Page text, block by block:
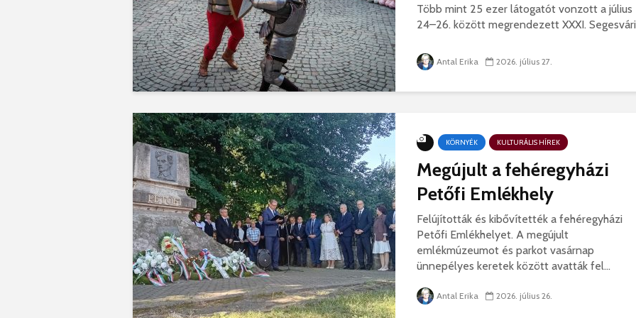
Több mint 25 ezer látogatót vonzott a július
24–26. között megrendezett XXXI.
Antal Erika 2026. július 27.
KÖRNYÉK KULTURÁLIS HÍREK
Megújult a fehéregyházi
Petőfi Emlékhely
Felújították és kibővítették a fehéregyházi
Petőfi Emlékhelyet. A megújult
emlékmúzeumot és parkot vasárnap
ünnepélyes keretek között avatták fel...
Antal Erika 2026. július 26.